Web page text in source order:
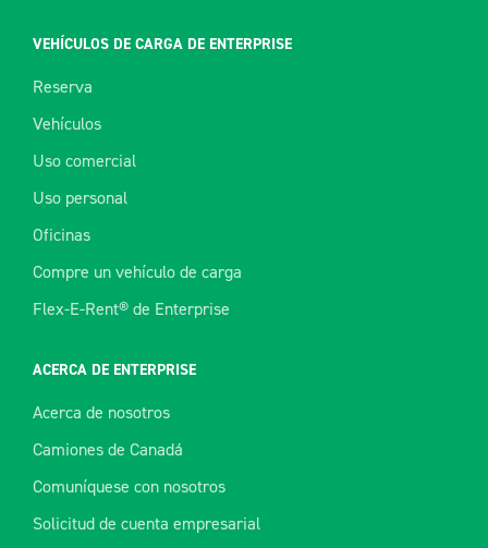
VEHÍCULOS DE CARGA DE ENTERPRISE
Reserva
Vehículos
Uso comercial
Uso personal
Oficinas
Compre un vehículo de carga
Flex-E-Rent® de Enterprise
ACERCA DE ENTERPRISE
Acerca de nosotros
Camiones de Canadá
Comuníquese con nosotros
Solicitud de cuenta empresarial